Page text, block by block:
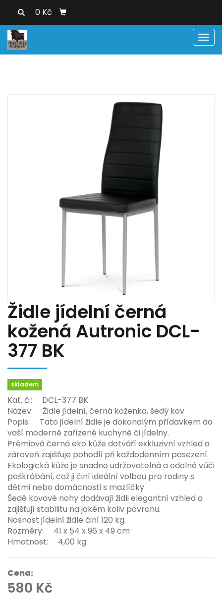
0 Kč
Židle jídelní černá
kožená Autronic DCL-
377 BK
skladem
Kat. č.: DCL-377 BK
Název: Židle jídelní, černá koženka, šedý kov
Popis: Tato jídelní židle je dokonalým přídavkem do
vaší moderně zařízené kuchyně či jídelny.
Prémiová černá eko kůže dotváří exkluzivní vzhled a
zároveň zajišťuje pohodlí při každodenním posezení.
Ekologická kůže je snadno udržovatelná a odolná vůči
poškrábání, což ji činí ideální volbou pro rodiny s
dětmi nebo domácnosti s mazlíčky.
Šedé kovové nohy dodávají židli elegantní vzhled a
zajišťují stabilitu na jakém koliv povrchu.
Nosnost jídelní židle činí 120 kg.
Rozměry: 41 x 54 x 96 x 49 cm
Hmotnost: 4,00 kg
Cena:
580 Kč